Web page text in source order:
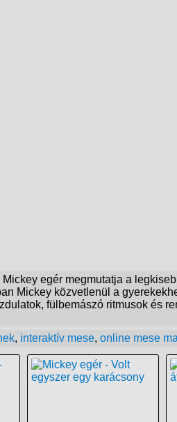
egér megmutatja a
Mickey közvetlenül a
fülbemászó ritmusok és
, interaktív mese, online mese